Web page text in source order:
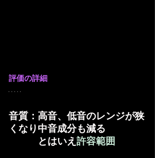
評価の詳細
音質：高音、低音のレンジが狭
くなり中音成分も減る
とはいえ 許容範囲